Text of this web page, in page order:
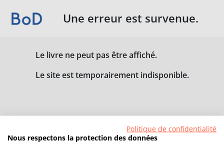
Une erreur est survenue.
Le livre ne peut pas être affiché.
Le site est temporairement indisponible.
Politique de confidentialité
Nous respectons la protection des données